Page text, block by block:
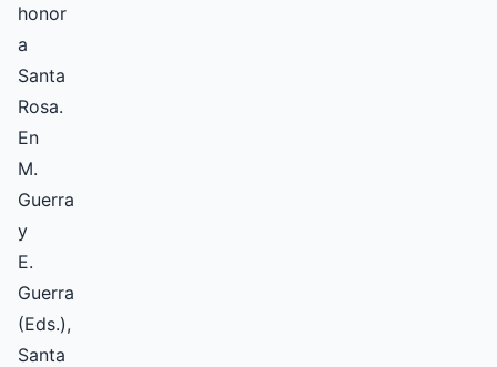
honor
a
Santa
Rosa.
En
M.
Guerra
y
E.
Guerra
(Eds.),
Santa